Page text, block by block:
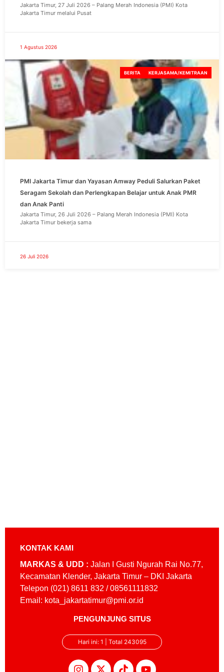
Jakarta Timur, 27 Juli 2026 – Palang Merah Indonesia (PMI) Kota
Jakarta Timur melalui Pusat
1 Agustus 2026
PMI Jakarta Timur dan Yayasan Amway Peduli Salurkan Paket
Seragam Sekolah dan Perlengkapan Belajar untuk Anak PMR
dan Anak Panti
Jakarta Timur, 26 Juli 2026 – Palang Merah Indonesia (PMI) Kota
Jakarta Timur bekerja sama
26 Juli 2026
BERITA KERJASAMA/KEMITRAAN
KONTAK KAMI
MARKAS & UDD : Jalan I Gusti Ngurah Rai No.77,
Kecamatan Klender, Jakarta Timur – DKI Jakarta
Telepon (021) 8611 832 / 08561111832
Email: kota_jakartatimur@pmi.or.id
PENGUNJUNG SITUS
Hari ini: 1 | Total 243095